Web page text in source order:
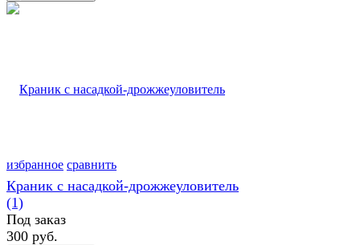
избранное сравнить
Краник с насадкой-дрожжеуловитель
(1)
Под заказ
300 руб.